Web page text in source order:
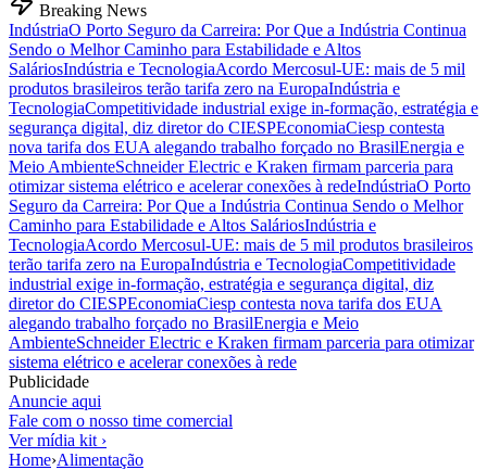
Breaking News
IndústriaO Porto Seguro da Carreira: Por Que a Indústria Continua
Sendo o Melhor Caminho para Estabilidade e Altos
SaláriosIndústria e TecnologiaAcordo Mercosul-UE: mais de 5 mil
produtos brasileiros terão tarifa zero na EuropaIndústria e
TecnologiaCompetitividade industrial exige in-formação, estratégia e
segurança digital, diz diretor do CIESPEconomiaCiesp contesta
nova tarifa dos EUA alegando trabalho forçado no BrasilEnergia e
Meio AmbienteSchneider Electric e Kraken firmam parceria para
otimizar sistema elétrico e acelerar conexões à redeIndústriaO Porto
Seguro da Carreira: Por Que a Indústria Continua Sendo o Melhor
Caminho para Estabilidade e Altos SaláriosIndústria e
TecnologiaAcordo Mercosul-UE: mais de 5 mil produtos brasileiros
terão tarifa zero na EuropaIndústria e TecnologiaCompetitividade
industrial exige in-formação, estratégia e segurança digital, diz
diretor do CIESPEconomiaCiesp contesta nova tarifa dos EUA
alegando trabalho forçado no BrasilEnergia e Meio
AmbienteSchneider Electric e Kraken firmam parceria para otimizar
sistema elétrico e acelerar conexões à rede
Publicidade
Anuncie aqui
Fale com o nosso time comercial
Ver mídia kit ›
Home›Alimentação